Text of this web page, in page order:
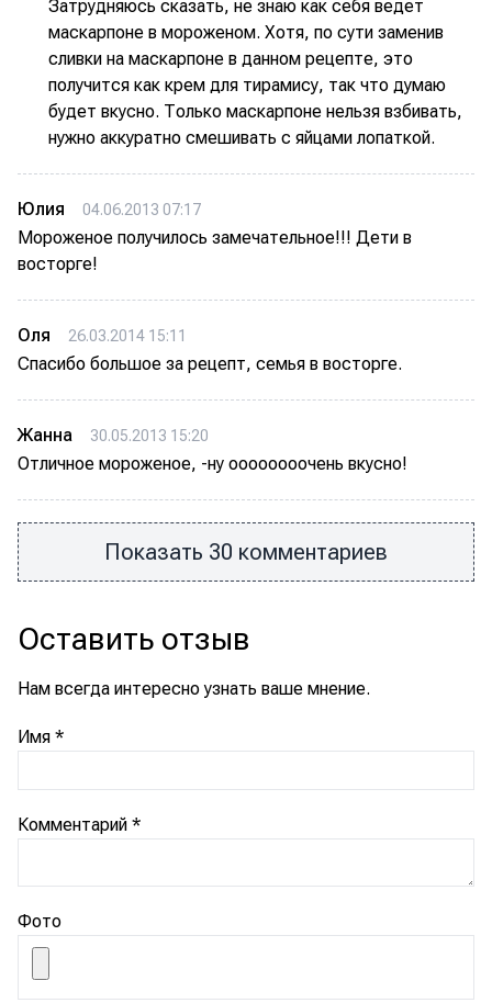
Затрудняюсь сказать, не знаю как себя ведет
маскарпоне в мороженом. Хотя, по сути заменив
сливки на маскарпоне в данном рецепте, это
получится как крем для тирамису, так что думаю
будет вкусно. Только маскарпоне нельзя взбивать,
нужно аккуратно смешивать с яйцами лопаткой.
Юлия 04.06.2013 07:17
Мороженое получилось замечательное!!! Дети в
восторге!
Оля 26.03.2014 15:11
Спасибо большое за рецепт, семья в восторге.
Жанна 30.05.2013 15:20
Отличное мороженое, -ну оооооооочень вкусно!
Показать 30 комментариев
Оставить отзыв
Нам всегда интересно узнать ваше мнение.
Имя *
Комментарий *
Фото